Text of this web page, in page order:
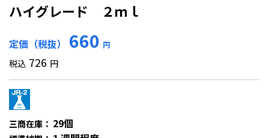
ハイグレード ２ｍｌ
定価（税抜） 660 円
税込 726 円
三商在庫： 29個